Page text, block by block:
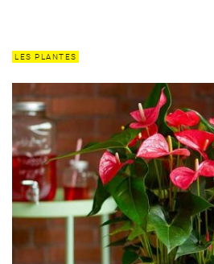
LES PLANTES